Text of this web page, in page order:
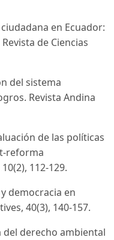
en Ecuador:
de Ciencias
del sistema
Revista Andina
de las políticas
reforma
112-129.
democracia en
40(3), 140-157.
del derecho ambiental